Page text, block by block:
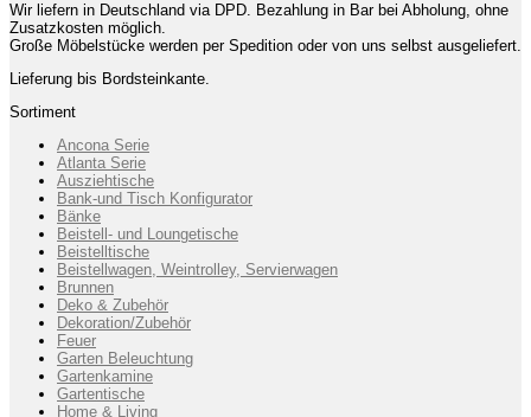
Wir liefern in Deutschland via DPD. Bezahlung in Bar bei Abholung, ohne
Zusatzkosten möglich.
Große Möbelstücke werden per Spedition oder von uns selbst ausgeliefert.
Lieferung bis Bordsteinkante.
Sortiment
Ancona Serie
Atlanta Serie
Ausziehtische
Bank-und Tisch Konfigurator
Bänke
Beistell- und Loungetische
Beistelltische
Beistellwagen, Weintrolley, Servierwagen
Brunnen
Deko & Zubehör
Dekoration/Zubehör
Feuer
Garten Beleuchtung
Gartenkamine
Gartentische
Home & Living